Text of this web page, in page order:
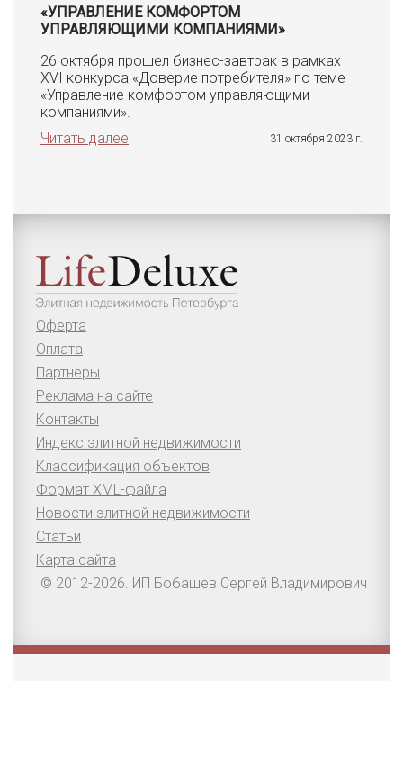
«УПРАВЛЕНИЕ КОМФОРТОМ
УПРАВЛЯЮЩИМИ КОМПАНИЯМИ»
26 октября прошел бизнес-завтрак в рамках
XVI конкурса «Доверие потребителя» по теме
«Управление комфортом управляющими
компаниями».
Читать далее
31 октября 2023 г.
Оферта
Оплата
Партнеры
Реклама на сайте
Контакты
Индекс элитной недвижимости
Классификация объектов
Формат XML-файла
Новости элитной недвижимости
Статьи
Карта сайта
© 2012-2026. ИП Бобашев Сергей Владимирович